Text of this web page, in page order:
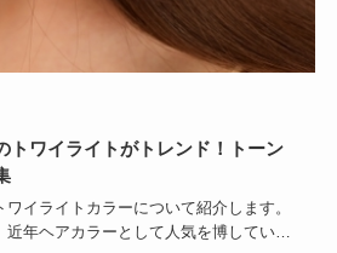
トワイライトがトレンド！トーン
イライトカラーについて紹介します。
近年ヘアカラーとして人気を博していま